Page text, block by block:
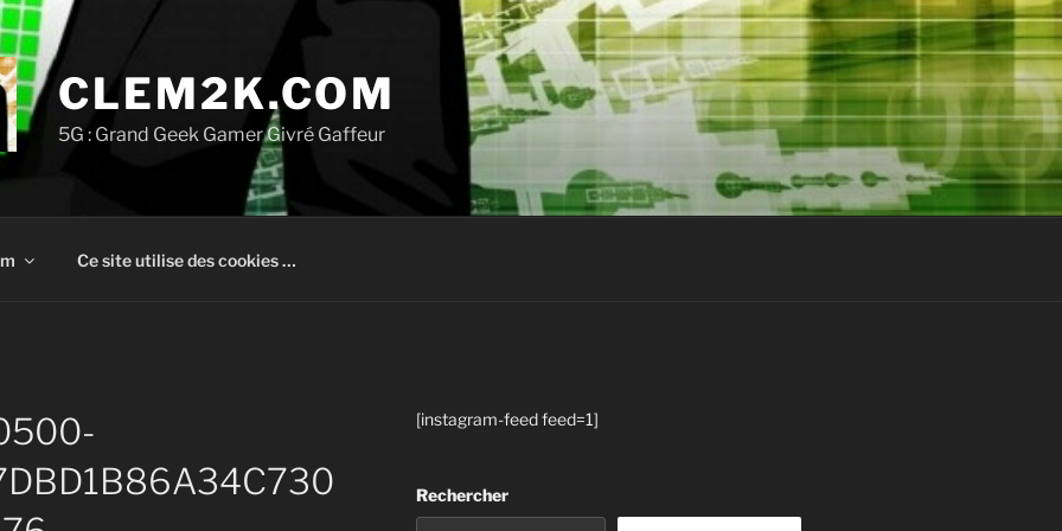
CLEM2K.COM
5G : Grand Geek Gamer Givré Gaffeur
Ce site utilise des cookies …
[instagram-feed feed=1]
Rechercher